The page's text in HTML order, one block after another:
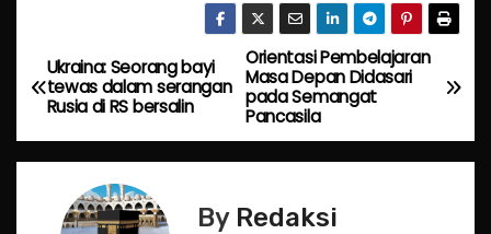
P
o
s
Orientasi Pembelajaran
Masa Depan Didasari
pada Semangat
Pancasila
Ukraina: Seorang bayi
tewas dalam serangan
Rusia di RS bersalin
By Redaksi